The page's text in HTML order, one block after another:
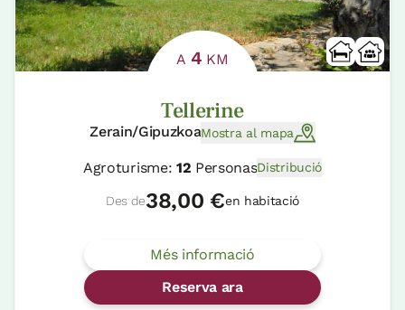
A 4 KM
Tellerine
Zerain/GipuzkoaMostra al mapa
Agroturisme: 12 PersonasDistribució
Des de38,00 €en habitació
Més informació
Reserva ara